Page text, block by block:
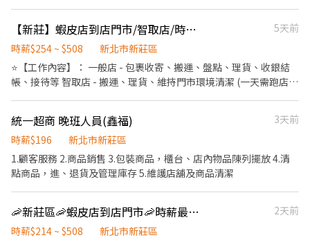
司提供完善升遷制度(提供專業技能訓練+實務經驗) 只要您願意，公
司願意給您平台盡情發揮。✦ 【門市日常】 1. 商品管理(陳列、補
貨、收貨驗收、銷售服務) 2. 賣場經營管理 3. 顧客服務/客訴處理 4.
收銀結帳服務 5. 環境清潔服務 6. 主管交辦與執行 【基本保障】 勞
【新莊】蝦皮店到店門市/智取店/時薪254-508/無經驗可/完整教育訓練-RM
5天前
時薪$254 ~ $508
新北市新莊區
⭐【工作內容】： 一般店 - 包裹收寄、搬運、盤點、理貨、收銀結
帳、接待等 智取店 - 搬運、理貨、維持門市環境清潔 (一天需跑店
紅字天數排休；時薪人員依照門市與個人可配合時段) ⭐【上班時
間】： 一般店 ↓ 輪班人員 - 早班11:00~19:30、晚班14:15~22:45
(需輪班) 早班時薪 - 11:00~15:00、11:00~17:30 晚班時薪 -
18:45~22:45、16:15~22:45 午班時薪 - 15:00~19:00 智取店 ↓ 早班
全班時薪(雙頭班) - 07:00~13:30+17:30~00:00 (上班約6~8小時) 夜
班時薪 - 23:30~03:30 (上班約2~4小時) 午班時薪 - 15:00~19:00
統一超商 晚班人員(鑫福)
3天前
時薪$196
新北市新莊區
1.顧客服務 2.商品銷售 3.包裝商品，櫃台、店內物品陳列擺放 4.清
點商品，進、退貨及管理庫存 5.維護店舖及商品清潔
🦐新莊區🦐蝦皮店到店門市🦐時薪最高508元🦐無經驗可BY
2天前
時薪$214 ~ $508
新北市新莊區